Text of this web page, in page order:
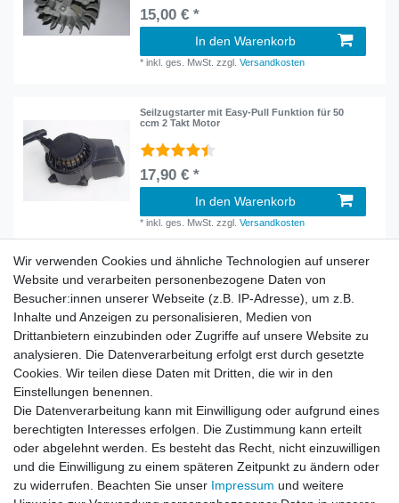
15,00 € *
In den Warenkorb
*inkl. ges. MwSt. zzgl.Versandkosten
Seilzugstarter mit Easy-Pull Funktion für 50
ccm 2 Takt Motor
17,90 € *
In den Warenkorb
*inkl. ges. MwSt. zzgl.Versandkosten
Rechtliches
AGB
Widerrufsrecht
Impressum
Datenschutzerklärung
Service
Kontakt
Datenschutzerklärung
Wir verwenden Cookies und ähnliche Technologien auf unserer
Website und verarbeiten personenbezogene Daten von
Besucher:innen unserer Webseite (z.B. IP-Adresse), um z.B.
Inhalte und Anzeigen zu personalisieren, Medien von
Drittanbietern einzubinden oder Zugriffe auf unsere Website zu
analysieren. Die Datenverarbeitung erfolgt erst durch gesetzte
Cookies. Wir teilen diese Daten mit Dritten, die wir in den
Einstellungen benennen.
Die Datenverarbeitung kann mit Einwilligung oder aufgrund eines
berechtigten Interesses erfolgen. Die Zustimmung kann erteilt
oder abgelehnt werden. Es besteht das Recht, nicht einzuwilligen
und die Einwilligung zu einem späteren Zeitpunkt zu ändern oder
zu widerrufen. Beachten Sie unser Impressum und weitere